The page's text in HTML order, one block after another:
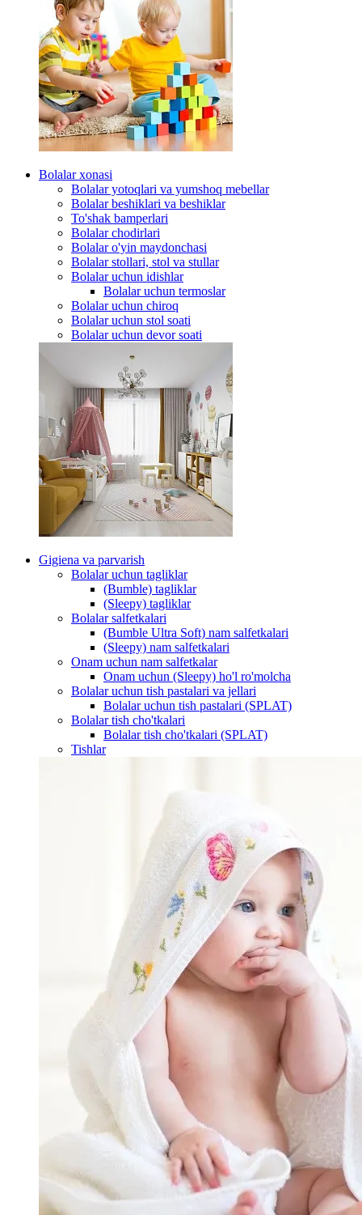
Bolalar xonasi
Bolalar yotoqlari va yumshoq mebellar
Bolalar beshiklari va beshiklar
To'shak bamperlari
Bolalar chodirlari
Bolalar o'yin maydonchasi
Bolalar stollari, stol va stullar
Bolalar uchun idishlar
Bolalar uchun termoslar
Bolalar uchun chiroq
Bolalar uchun stol soati
Bolalar uchun devor soati
Gigiena va parvarish
Bolalar uchun tagliklar
(Bumble) tagliklar
(Sleepy) tagliklar
Bolalar salfetkalari
(Bumble Ultra Soft) nam salfetkalari
(Sleepy) nam salfetkalari
Onam uchun nam salfetkalar
Onam uchun (Sleepy) ho'l ro'molcha
Bolalar uchun tish pastalari va jellari
Bolalar uchun tish pastalari (SPLAT)
Bolalar tish cho'tkalari
Bolalar tish cho'tkalari (SPLAT)
Tishlar